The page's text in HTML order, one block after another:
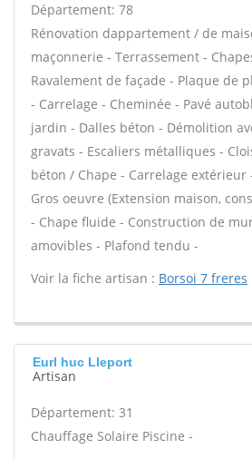
Département: 78
Rénovation dappartement / de
maçonnerie - Terrassement -
Ravalement de façade - Plaque de
- Carrelage - Cheminée - Pavé
jardin - Dalles béton - Démolition
gravats - Escaliers métalliques -
béton / Chape - Carrelage extérieur
Gros oeuvre (Extension maison,
- Chape fluide - Construction de
amovibles - Plafond tendu -
Voir la fiche artisan : Borsoi 7 freres
Eurl huc Lleport
Artisan
Département: 31
Chauffage Solaire Piscine -